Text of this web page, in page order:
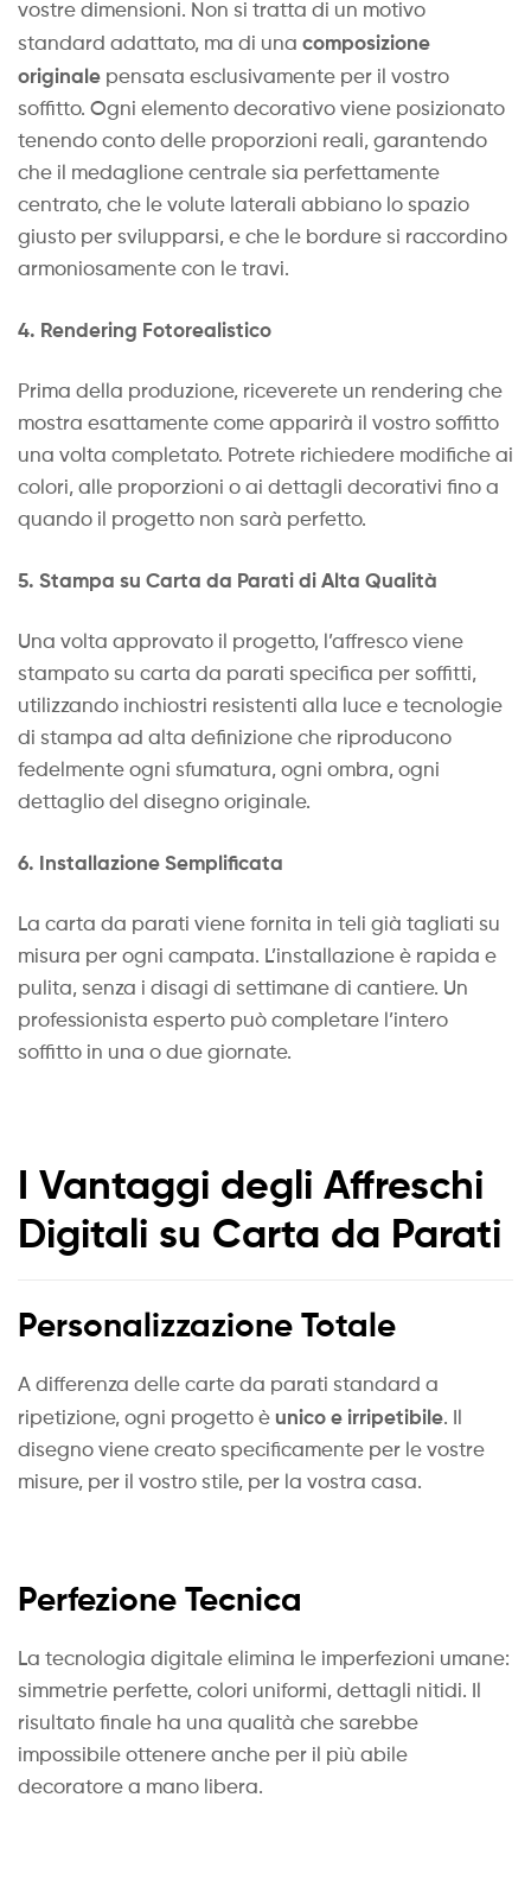
vostre dimensioni. Non si tratta di un motivo
standard adattato, ma di una composizione
originale pensata esclusivamente per il vostro
soffitto. Ogni elemento decorativo viene posizionato
tenendo conto delle proporzioni reali, garantendo
che il medaglione centrale sia perfettamente
centrato, che le volute laterali abbiano lo spazio
giusto per svilupparsi, e che le bordure si raccordino
armoniosamente con le travi.
4. Rendering Fotorealistico
Prima della produzione, riceverete un rendering che
mostra esattamente come apparirà il vostro soffitto
una volta completato. Potrete richiedere modifiche ai
colori, alle proporzioni o ai dettagli decorativi fino a
quando il progetto non sarà perfetto.
5. Stampa su Carta da Parati di Alta Qualità
Una volta approvato il progetto, l’affresco viene
stampato su carta da parati specifica per soffitti,
utilizzando inchiostri resistenti alla luce e tecnologie
di stampa ad alta definizione che riproducono
fedelmente ogni sfumatura, ogni ombra, ogni
dettaglio del disegno originale.
6. Installazione Semplificata
La carta da parati viene fornita in teli già tagliati su
misura per ogni campata. L’installazione è rapida e
pulita, senza i disagi di settimane di cantiere. Un
professionista esperto può completare l’intero
soffitto in una o due giornate.
I Vantaggi degli Affreschi
Digitali su Carta da Parati
Personalizzazione Totale
A differenza delle carte da parati standard a
ripetizione, ogni progetto è unico e irripetibile. Il
disegno viene creato specificamente per le vostre
misure, per il vostro stile, per la vostra casa.
Perfezione Tecnica
La tecnologia digitale elimina le imperfezioni umane:
simmetrie perfette, colori uniformi, dettagli nitidi. Il
risultato finale ha una qualità che sarebbe
impossibile ottenere anche per il più abile
decoratore a mano libera.